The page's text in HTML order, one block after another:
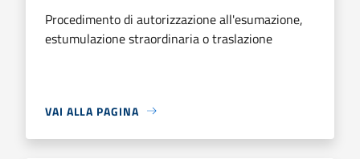
Procedimento di autorizzazione all'esumazione,
estumulazione straordinaria o traslazione
VAI ALLA PAGINA